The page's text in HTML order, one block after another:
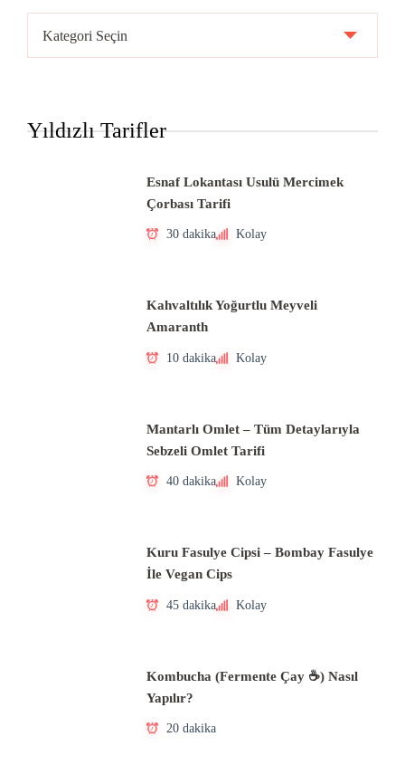
Yöntemleri
Yıldızlı Tarifler
Esnaf Lokantası Usulü Mercimek
Çorbası Tarifi
30 dakika Kolay
Kahvaltılık Yoğurtlu Meyveli
Amaranth
10 dakika Kolay
Mantarlı Omlet – Tüm Detaylarıyla
Sebzeli Omlet Tarifi
40 dakika Kolay
Kuru Fasulye Cipsi – Bombay Fasulye
İle Vegan Cips
45 dakika Kolay
Kombucha (Fermente Çay ☕) Nasıl
Yapılır?
20 dakika